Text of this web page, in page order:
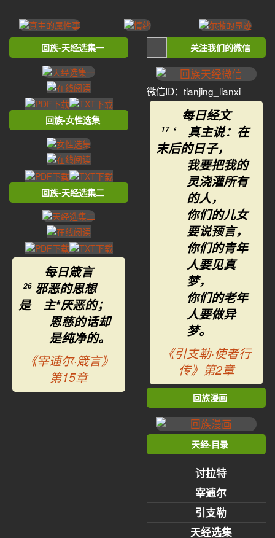
回族-天经选集一
回族-女性选集
回族-天经选集二
每日箴言
26 邪恶的思想
是 主*厌恶的；
恩慈的话却
是纯净的。
《宰逋尔·箴言》
第15章
关注我们的微信
微信ID：tianjing_lianxi
每日经文
17 ‘ 真主说：在
末后的日子，
我要把我的
灵浇灌所有
的人，
你们的儿女
要说预言，
你们的青年
人要见真
梦，
你们的老年
人要做异
梦。
《引支勒·使者行
传》第2章
回族漫画
天经·目录
讨拉特
宰逋尔
引支勒
天经选集